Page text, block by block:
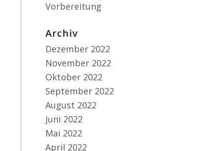
Vorbereitung
Archiv
Dezember 2022
November 2022
Oktober 2022
September 2022
August 2022
Juni 2022
Mai 2022
April 2022